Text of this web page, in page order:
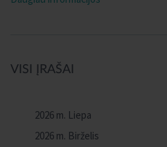
VISI ĮRAŠAI
2026 m. Liepa
2026 m. Birželis